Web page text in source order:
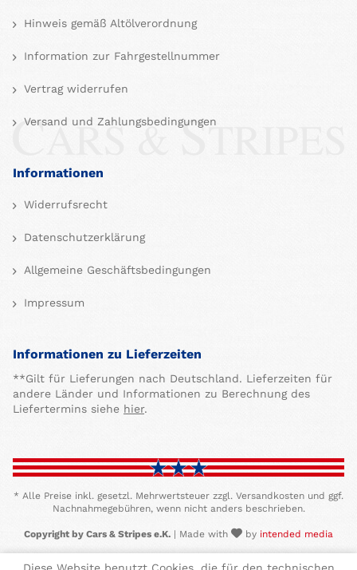
Hinweis gemäß Altölverordnung
Information zur Fahrgestellnummer
Vertrag widerrufen
Versand und Zahlungsbedingungen
Informationen
Widerrufsrecht
Datenschutzerklärung
Allgemeine Geschäftsbedingungen
Impressum
Informationen zu Lieferzeiten
**Gilt für Lieferungen nach Deutschland. Lieferzeiten für
andere Länder und Informationen zu Berechnung des
Liefertermins siehe hier.
* Alle Preise inkl. gesetzl. Mehrwertsteuer zzgl. Versandkosten und ggf.
Nachnahmegebühren, wenn nicht anders beschrieben.
Copyright by Cars & Stripes e.K. | Made with by intended media